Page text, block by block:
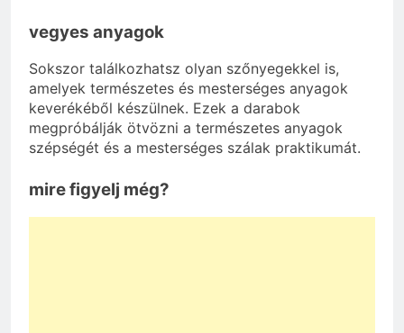
vegyes anyagok
Sokszor találkozhatsz olyan szőnyegekkel is,
amelyek természetes és mesterséges anyagok
keverékéből készülnek. Ezek a darabok
megpróbálják ötvözni a természetes anyagok
szépségét és a mesterséges szálak praktikumát.
mire figyelj még?